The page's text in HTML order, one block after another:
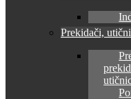
Prekidači,